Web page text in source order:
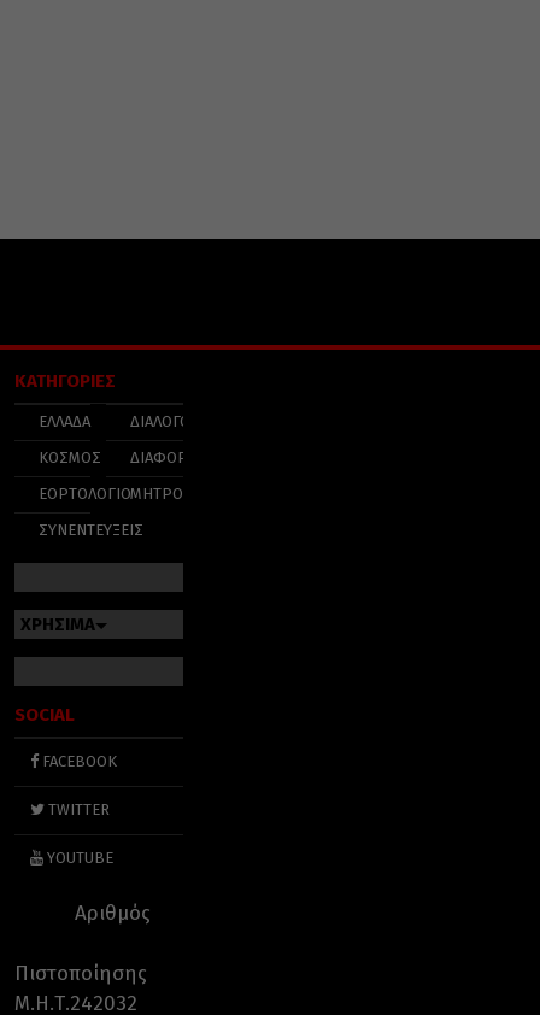
ΚΑΤΗΓΟΡΙΕΣ
ΕΛΛΑΔΑ
ΚΟΣΜΟΣ
ΕΟΡΤΟΛΟΓΙΟ
ΣΥΝΕΝΤΕΥΞΕΙΣ
ΔΙΑΛΟΓΟΣ
ΔΙΑΦΟΡΑ
ΜΗΤΡΟΠΟΛΕΙΣ
ΧΡΗΣΙΜΑ
SOCIAL
FACEBOOK
TWITTER
YOUTUBE
Αριθμός
Πιστοποίησης
Μ.Η.Τ.242032